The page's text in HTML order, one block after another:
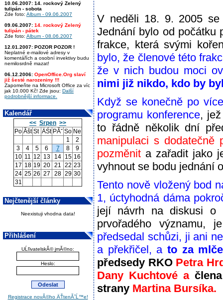
10.06.2007: 14. rockový Zelený
tulipán - sobota
Zde foto: Album - 09.06.2007
09.06.2007: 14. rockový Zelený
tulipán - pátek
Zde foto: Album - 08.06.2007
12.01.2007: POZOR POZOR !
Neplatné e-mailové adresy v
komentářích a osobní invektivy budu
nemilosrdně mazat!
06.12.2006: OpenOffice.Org slaví
již šesté narozeniny !!!
Zapomeňte na Microsoft Office za víc
jak 10.000 Kč! Zde jsou: Další
podrobnější informace.
Kalendář
<< Srpen >>
Po Ăšt St ÄŚt PĂˇ So Ne
1
2
3
4 5 6 7 8
9
10 11 12 13 14 15 16
17 18 19 20 21 22 23
24 25 26 27 28 29 30
31
Nejčtenější články
Neexistuji vhodna data!
Přihlášení
UĹľivatelskĂ© jmĂ©no:
Heslo:
Registrace novĂ©ho ÄŤtenĂˇĹ™e!
V neděli 18. 9. 2005 se
Jednání bylo od počátku
frakce, která svými
bylo, že členové této
že v nich budou moci
nimi již nikdo, kdo by
Když se konečně po
programu konference, jež
to řádně několik dní
manipulaci s dodatečně
pozměnit a zařadit jako
vyhnout se bodu jednání
Tento nově vložený bod
1, úctyhodná dáma
její návrh na diskusi o
prvořadého významu,
předsedal schůzi, ji ani
a překřičel, a to za
předsedy RKOPetra
Dany Kuchtové a
strany Martina Bursíka.